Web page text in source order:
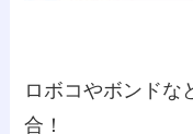
ロボコやボンドな
合！